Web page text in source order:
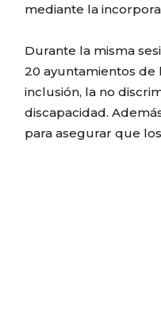
mediante la
Durante la misma
20 ayuntamientos de
inclusión, la no
discapacidad.
para asegurar que